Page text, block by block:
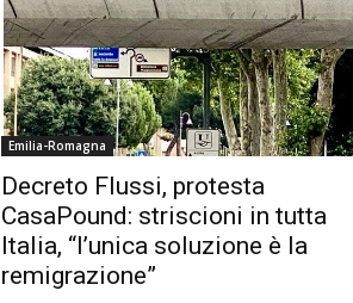
Emilia-Romagna
Decreto Flussi, protesta
CasaPound: striscioni in tutta
Italia, “l’unica soluzione è la
remigrazione”